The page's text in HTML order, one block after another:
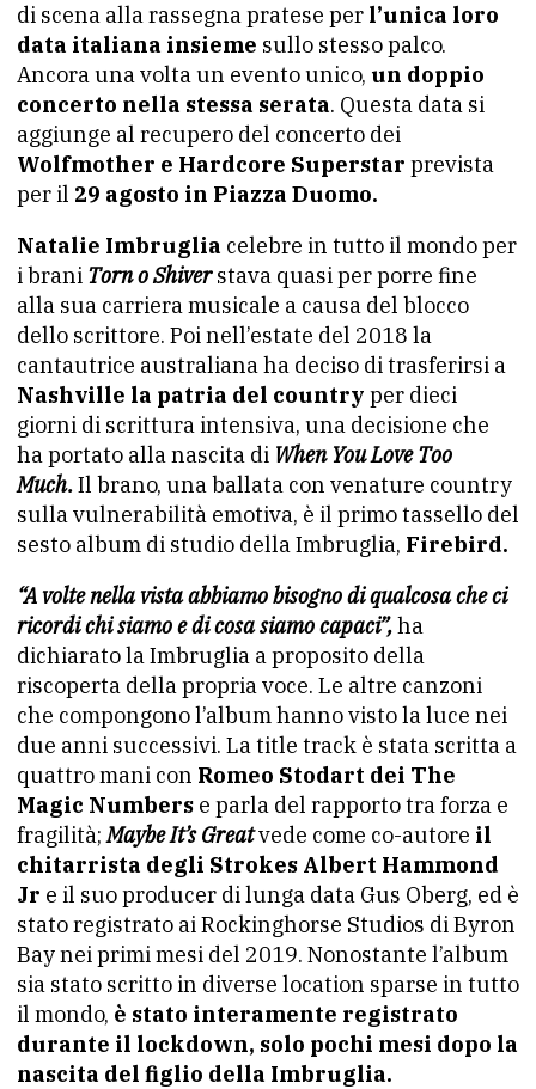
di scena alla rassegna pratese per l’unica loro
data italiana insieme sullo stesso palco.
Ancora una volta un evento unico, un doppio
concerto nella stessa serata. Questa data si
aggiunge al recupero del concerto dei
Wolfmother e Hardcore Superstar prevista
per il 29 agosto in Piazza Duomo.
Natalie Imbruglia celebre in tutto il mondo per
i brani Torn o Shiverstava quasi per porre fine
alla sua carriera musicale a causa del blocco
dello scrittore. Poi nell’estate del 2018 la
cantautrice australiana ha deciso di trasferirsi a
Nashville la patria del country per dieci
giorni di scrittura intensiva, una decisione che
ha portato alla nascita di When You Love Too
Much.Il brano, una ballata con venature country
sulla vulnerabilità emotiva, è il primo tassello del
sesto album di studio della Imbruglia, Firebird.
“A volte nella vista abbiamo bisogno di qualcosa che ci
ricordi chi siamo e di cosa siamo capaci”,ha
dichiarato la Imbruglia a proposito della
riscoperta della propria voce. Le altre canzoni
che compongono l’album hanno visto la luce nei
due anni successivi. La title track è stata scritta a
quattro mani con Romeo Stodart dei The
Magic Numbers e parla del rapporto tra forza e
fragilità;Maybe It’s Greatvede come co-autore il
chitarrista degli Strokes Albert Hammond
Jr e il suo producer di lunga data Gus Oberg, ed è
stato registrato ai Rockinghorse Studios di Byron
Bay nei primi mesi del 2019. Nonostante l’album
sia stato scritto in diverse location sparse in tutto
il mondo, è stato interamente registrato
durante il lockdown, solo pochi mesi dopo la
nascita del figlio della Imbruglia.